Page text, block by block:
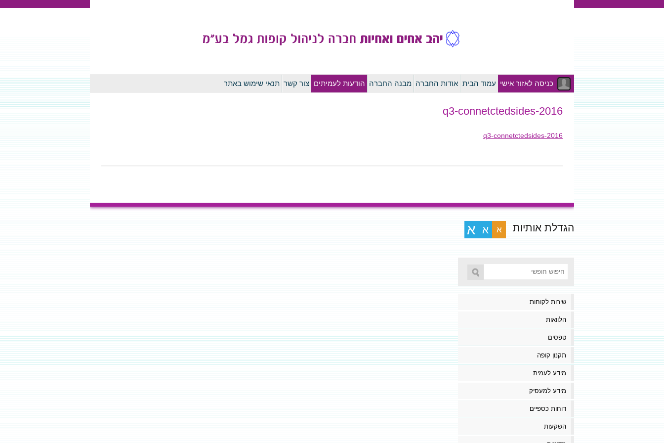
לדלג
לתוכן
כניסה לאזור אישי עמוד הבית אודות החברה מבנה החברה הודעות לעמיתים צור קשר תנאי שימוש באתר
2016-q3-connetctedsides
2016-q3-connetctedsides
הגדלת אותיות א א א
שירות לקוחות
הלוואות
טפסים
תקנון קופה
מידע לעמית
מידע למעסיק
דוחות כספיים
השקעות